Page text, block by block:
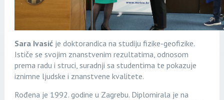
Sara Ivasić je doktorandica na studiju fizike-geofizike.
Ističe se svojim znanstvenim rezultatima, odnosom
prema radu i struci, suradnji sa studentima te pokazuje
iznimne ljudske i znanstvene kvalitete.
Rođena je 1992. godine u Zagrebu. Diplomirala je na